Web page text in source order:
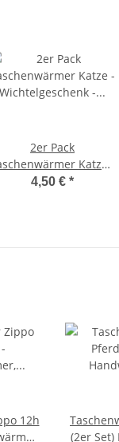
2er Pack
Katze -
Wichtelgeschenk -
4,50 € *
12h
(2er